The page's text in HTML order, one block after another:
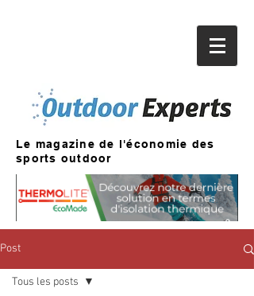
Le magazine de l'économie des
sports outdoor
Post
Tous les posts